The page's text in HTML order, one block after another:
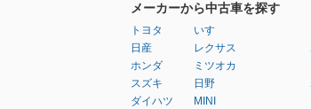
メーカーから中古車を探す
トヨタ
日産
ホンダ
スズキ
ダイハツ
いすゞ
レクサス
ミツオカ
日野
MINI